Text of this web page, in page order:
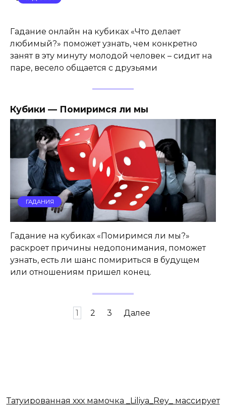
Гадание онлайн на кубиках «Что делает
любимый?» поможет узнать, чем конкретно
занят в эту минуту молодой человек – сидит на
паре, весело общается с друзьями
Кубики — Помиримся ли мы
ГАДАНИЯ
Гадание на кубиках «Помиримся ли мы?»
раскроет причины недопонимания, поможет
узнать, есть ли шанс помириться в будущем
или отношениям пришел конец.
1 2 3 Далее
Татуированная ххх мамочка _Liliya_Rey_ массирует